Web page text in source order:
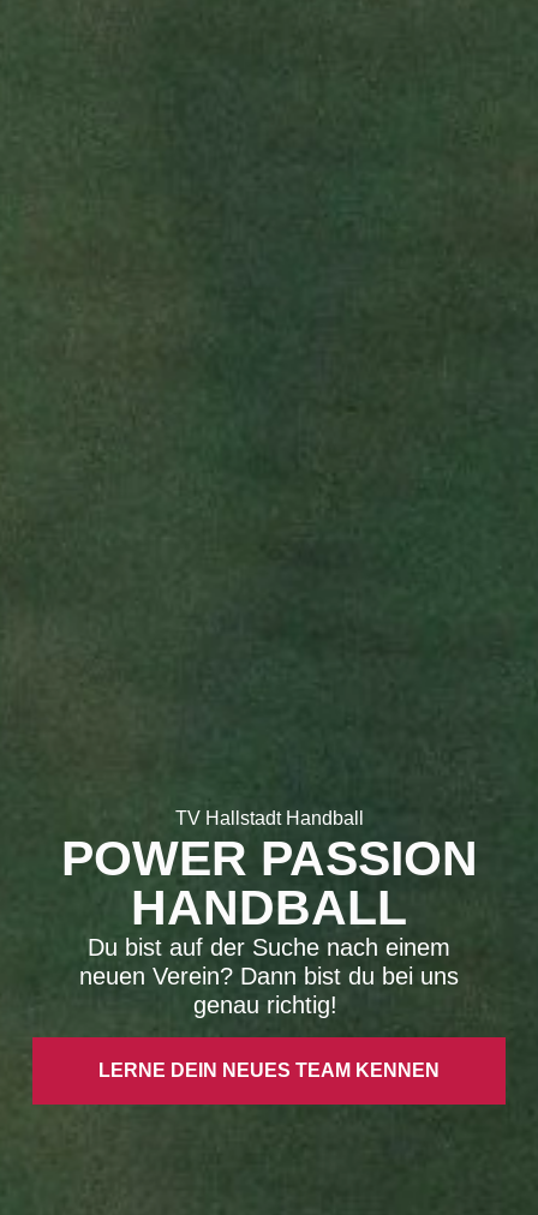
TV Hallstadt Handball
POWER PASSION
HANDBALL
Du bist auf der Suche nach einem
neuen Verein? Dann bist du bei uns
genau richtig!
LERNE DEIN NEUES TEAM KENNEN